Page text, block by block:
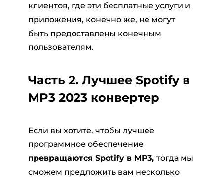
клиентов, где эти бесплатные услуги и
приложения, конечно же, не могут
быть предоставлены конечным
пользователям.
Часть 2. Лучшее Spotify в
MP3 2023 конвертер
Если вы хотите, чтобы лучшее
программное обеспечение
превращаются Spotify в MP3, тогда мы
сможем предложить вам несколько